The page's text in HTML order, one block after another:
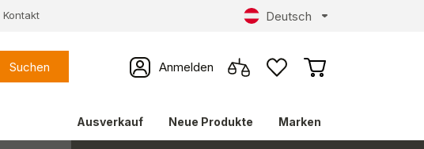
Kontakt Deutsch
Suchen Anmelden
Ausverkauf Neue Produkte Marken